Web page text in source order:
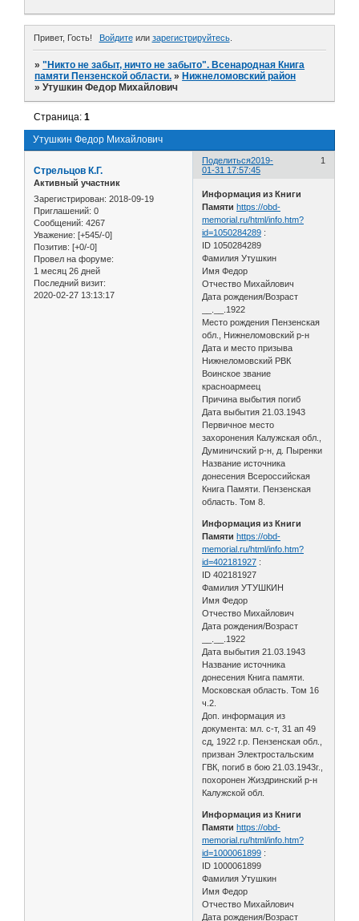
Привет, Гость! Войдитеили зарегистрируйтесь.
»"Никто не забыт, ничто не забыто". Всенародная Книга
памяти Пензенской области. » Нижнеломовский район
»Утушкин Федор Михайлович
Утушкин Федор Михайлович
Страница:1
Поделиться 1
2019-
01-31 17:57:45
Стрельцов К.Г.
Активный участник
Зарегистрирован: 2018-09-19
Приглашений: 0
Сообщений: 4267
Уважение: [+545/-0]
Позитив: [+0/-0]
Провел на форуме:
1 месяц 26 дней
Последний визит:
2020-02-27 13:13:17
Информация из Книги
Памяти https://obd-
memorial.ru/html/info.htm?
id=1050284289 :
ID 1050284289
Фамилия Утушкин
Имя Федор
Отчество Михайлович
Дата рождения/Возраст
__.__.1922
Место рождения Пензенская
обл., Нижнеломовский р-н
Дата и место призыва
Нижнеломовский РВК
Воинское звание
красноармеец
Причина выбытия погиб
Дата выбытия 21.03.1943
Первичное место
захоронения Калужская обл.,
Думиничский р-н, д. Пыренки
Название источника
донесения Всероссийская
Книга Памяти. Пензенская
область. Том 8.
Информация из Книги
Памяти https://obd-
memorial.ru/html/info.htm?
id=402181927 :
ID 402181927
Фамилия УТУШКИН
Имя Федор
Отчество Михайлович
Дата рождения/Возраст
__.__.1922
Дата выбытия 21.03.1943
Название источника
донесения Книга памяти.
Московская область. Том 16
ч.2.
Доп. информация из
документа: мл. с-т, 31 ап 49
сд, 1922 г.р. Пензенская обл.,
призван Электростальским
ГВК, погиб в бою 21.03.1943г.,
похоронен Жиздринский р-н
Калужской обл.
Информация из Книги
Памяти https://obd-
memorial.ru/html/info.htm?
id=1000061899 :
ID 1000061899
Фамилия Утушкин
Имя Федор
Отчество Михайлович
Дата рождения/Возраст